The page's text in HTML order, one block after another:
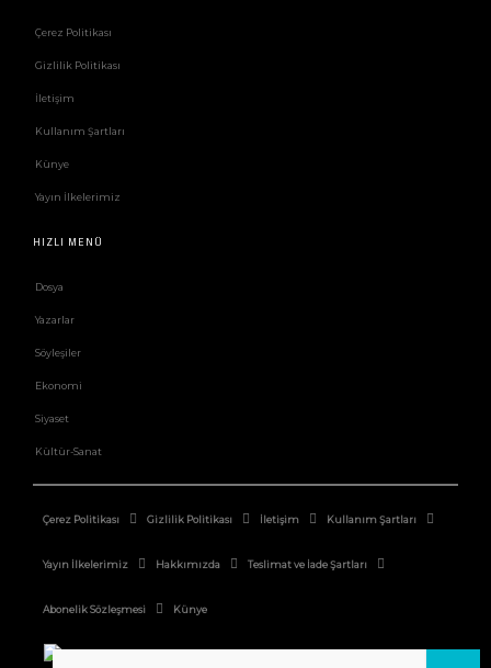
Çerez Politikası
Gizlilik Politikası
İletişim
Kullanım Şartları
Künye
Yayın İlkelerimiz
HIZLI MENÜ
Dosya
Yazarlar
Söyleşiler
Ekonomi
Siyaset
Kültür-Sanat
Çerez Politikası Gizlilik Politikası İletişim Kullanım Şartları
Yayın İlkelerimiz Hakkımızda Teslimat ve İade Şartları
Abonelik Sözleşmesi Künye